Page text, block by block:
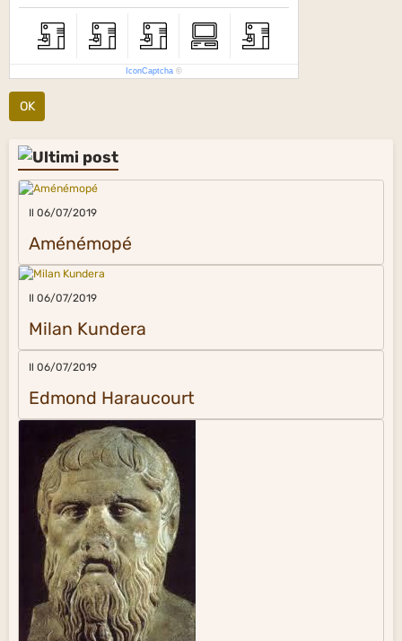
IconCaptcha ©
OK
Il 06/07/2019
Aménémopé
Il 06/07/2019
Milan Kundera
Il 06/07/2019
Edmond Haraucourt